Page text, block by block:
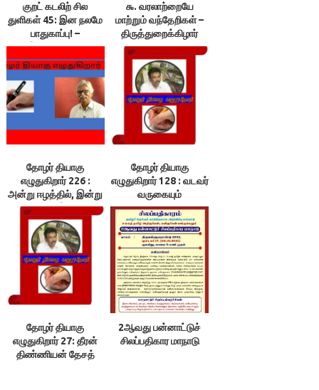
குறட் கடலிற் சில
துளிகள் 45: இன நலமே
பாதுகாப்பு! –
இலக்குவனார்
திருவள்ளுவன்
௯. வரலாற்றையே
மாற்றும் வந்தேறிகள் –
திருத்துறைக்கிழார்
தோழர் தியாகு
எழுதுகிறார் 226 :
அன்று ஈழத்தில், இன்று
மணிப்பூரில் இனவழிப்பு
தோழர் தியாகு
எழுதுகிறார் 128 : வடவர்
வருகையும்
தமிழ்நாடும்.3
தோழர் தியாகு
எழுதுகிறார் 27: தீரன்
திண்ணியன் தேசத்
2ஆவது பன்னாட்டுச்
சிலப்பதிகார மாநாடு